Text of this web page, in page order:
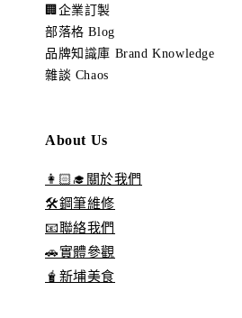
🏢企業訂製
部落格 Blog
品牌知識庫 Brand Knowledge
雜談 Chaos
About Us
👩🏻‍🎓關於我們
🛠️鋼筆維修
📧聯絡我們
🚗實體參觀
🧋新埔美食